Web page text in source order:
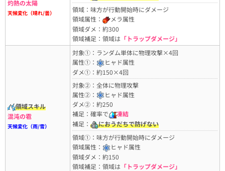
灼熱の太陽
天候変化（晴れ/曇）
領域：味方が行動開始時にダメージ
領域属性：
メラ属性
領域ダメ：約300
領域補足：領域は 「トラップダメージ」
領域スキル
混沌の雹
天候変化（雨/雪）
対象①：ランダム単体に物理攻撃×4回
属性①：
ヒャド属性
ダメ①：約150×4回
対象②：全体に物理攻撃
属性②：
ヒャド属性
ダメ②：約250
補足：確率で
凍結
補足：
におうだちで防げない
領域①：味方が行動開始時にダメージ
領域属性：
ヒャド属性
領域ダメ：約150
領域補足：領域は 「トラップダメージ」